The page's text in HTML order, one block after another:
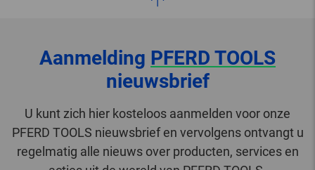
Aanmelding PFERD TOOLS
nieuwsbrief
U kunt zich hier kosteloos aanmelden voor onze
PFERD TOOLS nieuwsbrief en vervolgens ontvangt u
regelmatig alle nieuws over producten, services en